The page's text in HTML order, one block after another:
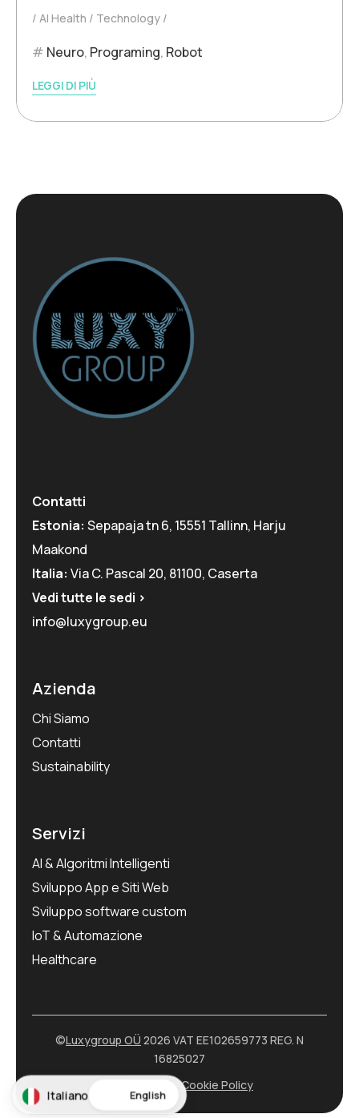
AI Health Technology
Neuro, Programing, Robot
LEGGI DI PIÙ
Contatti
Estonia: Sepapaja tn 6, 15551 Tallinn, Harju
Maakond
Italia: Via C. Pascal 20, 81100, Caserta
Vedi tutte le sedi >
info@luxygroup.eu
Azienda
Chi Siamo
Contatti
Sustainability
Servizi
AI & Algoritmi Intelligenti
Sviluppo App e Siti Web
Sviluppo software custom
IoT & Automazione
Healthcare
©Luxygroup OÜ 2026 VAT EE102659773 REG. N
16825027
Cookie Policy
Italiano English